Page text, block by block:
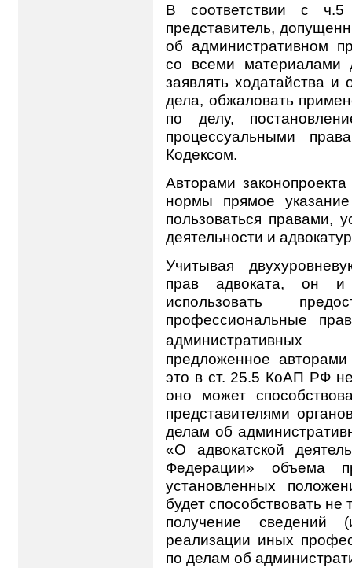
В соответствии с
представитель,
об административном
со всеми материалами
заявлять ходатайства и
дела, обжаловать
по делу,
процессуальными
Кодексом.
Авторами
нормы прямое
пользоваться правами,
деятельности и
Учитывая
прав адвоката, он и
использовать
профессиональные
административных
предложенное
это в ст. 25.5 КоАП РФ
оно может
представителями
делам об
«О адвокатской
Федерации» объема
установленных
будет способствовать
получение
реализации иных
по делам об